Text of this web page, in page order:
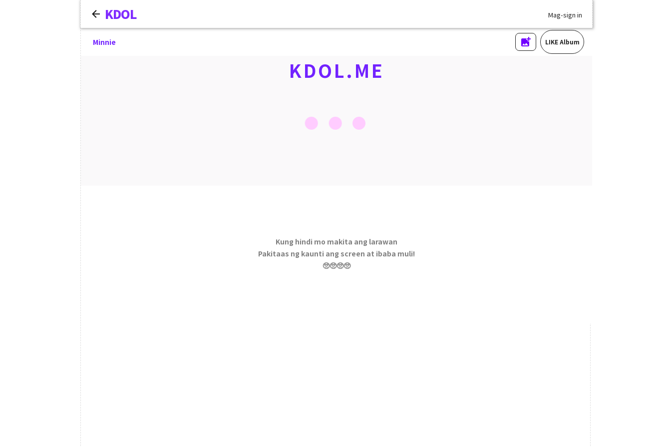
KDOL Mag-sign in
Minnie LIKE Album
KDOL.ME
Kung hindi mo makita ang larawan
Pakitaas ng kaunti ang screen at ibaba muli!
🥺🥺🥺🥺